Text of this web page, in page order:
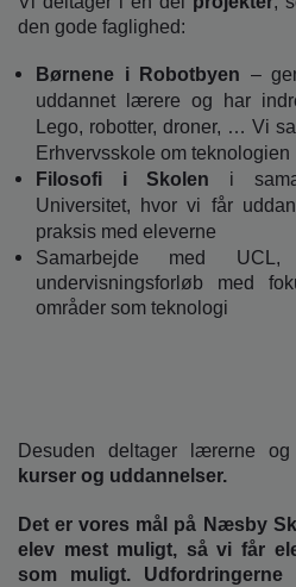
den gode faglighed:
Børnene i Robotbyen –
uddannet lærere og har
Lego, robotter, droner, … Vi
Erhvervsskole om teknologien
Filosofi i Skolen i
Universitet, hvor vi får
praksis med eleverne
Samarbejde med
undervisningsforløb med
områder som teknologi
Desuden deltager lærerne
kurser og uddannelser.
Det er vores mål på Næsby
elev mest muligt, så vi får
som muligt.